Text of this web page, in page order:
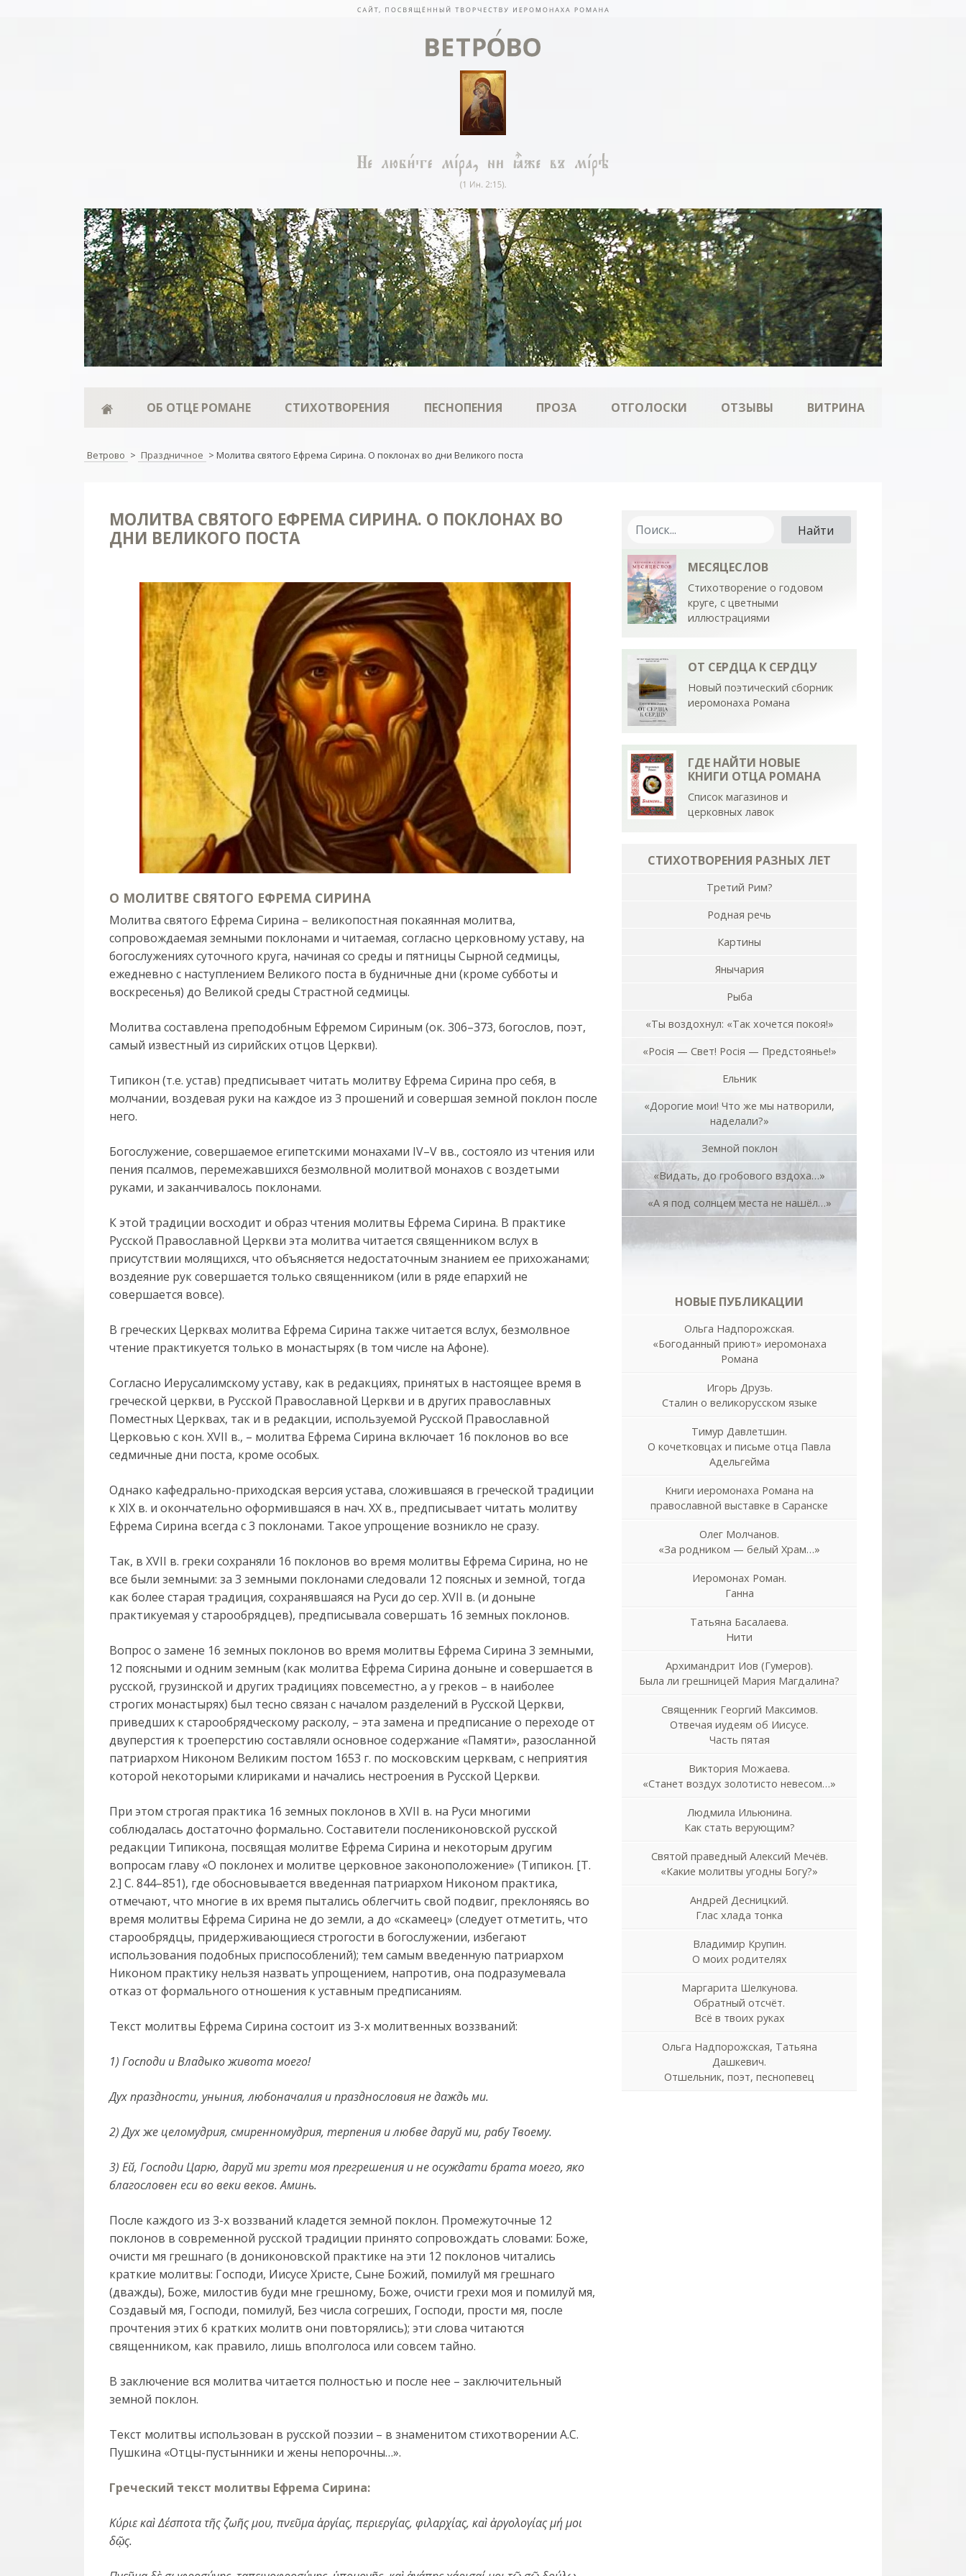
ОБ ОТЦЕ РОМАНЕ СТИХОТВОРЕНИЯ ПЕСНОПЕНИЯ ПРОЗА ОТГОЛОСКИ ОТЗЫВЫ ВИТРИНА
Ветрово > Праздничное > Молитва святого Ефрема Сирина. О поклонах во дни Великого поста
МОЛИТВА СВЯТОГО ЕФРЕМА СИРИНА. О ПОКЛОНАХ ВО
ДНИ ВЕЛИКОГО ПОСТА
О МОЛИТВЕ СВЯТОГО ЕФРЕМА СИРИНА
Молитва святого Ефрема Сирина – великопостная покаянная молитва,
сопровождаемая земными поклонами и читаемая, согласно церковному уставу, на
богослужениях суточного круга, начиная со среды и пятницы Сырной седмицы,
ежедневно с наступлением Великого поста в будничные дни (кроме субботы и
воскресенья) до Великой среды Страстной седмицы.
Молитва составлена преподобным Ефремом Сириным (ок. 306–373, богослов, поэт,
самый известный из сирийских отцов Церкви).
Типикон (т.е. устав) предписывает читать молитву Ефрема Сирина про себя, в
молчании, воздевая руки на каждое из 3 прошений и совершая земной поклон после
него.
Богослужение, совершаемое египетскими монахами IV–V вв., состояло из чтения или
пения псалмов, перемежавшихся безмолвной молитвой монахов с воздетыми
руками, и заканчивалось поклонами.
К этой традиции восходит и образ чтения молитвы Ефрема Сирина. В практике
Русской Православной Церкви эта молитва читается священником вслух в
присутствии молящихся, что объясняется недостаточным знанием ее прихожанами;
воздеяние рук совершается только священником (или в ряде епархий не
совершается вовсе).
В греческих Церквах молитва Ефрема Сирина также читается вслух, безмолвное
чтение практикуется только в монастырях (в том числе на Афоне).
Согласно Иерусалимскому уставу, как в редакциях, принятых в настоящее время в
греческой церкви, в Русской Православной Церкви и в других православных
Поместных Церквах, так и в редакции, используемой Русской Православной
Церковью с кон. XVII в., – молитва Ефрема Сирина включает 16 поклонов во все
седмичные дни поста, кроме особых.
Однако кафедрально-приходская версия устава, сложившаяся в греческой традиции
к XIX в. и окончательно оформившаяся в нач. XX в., предписывает читать молитву
Ефрема Сирина всегда с 3 поклонами. Такое упрощение возникло не сразу.
Так, в XVII в. греки сохраняли 16 поклонов во время молитвы Ефрема Сирина, но не
все были земными: за 3 земными поклонами следовали 12 поясных и земной, тогда
как более старая традиция, сохранявшаяся на Руси до сер. XVII в. (и доныне
практикуемая у старообрядцев), предписывала совершать 16 земных поклонов.
Вопрос о замене 16 земных поклонов во время молитвы Ефрема Сирина 3 земными,
12 поясными и одним земным (как молитва Ефрема Сирина доныне и совершается в
русской, грузинской и других традициях повсеместно, а у греков – в наиболее
строгих монастырях) был тесно связан с началом разделений в Русской Церкви,
приведших к старообрядческому расколу, – эта замена и предписание о переходе от
двуперстия к троеперстию составляли основное содержание «Памяти», разосланной
патриархом Никоном Великим постом 1653 г. по московским церквам, с неприятия
которой некоторыми клириками и начались нестроения в Русской Церкви.
При этом строгая практика 16 земных поклонов в XVII в. на Руси многими
соблюдалась достаточно формально. Составители послениконовской русской
редакции Типикона, посвящая молитве Ефрема Сирина и некоторым другим
вопросам главу «О поклонех и молитве церковное законоположение» (Типикон. [Т.
2.] С. 844–851), где обосновывается введенная патриархом Никоном практика,
отмечают, что многие в их время пытались облегчить свой подвиг, преклоняясь во
время молитвы Ефрема Сирина не до земли, а до «скамеец» (следует отметить, что
старообрядцы, придерживающиеся строгости в богослужении, избегают
использования подобных приспособлений); тем самым введенную патриархом
Никоном практику нельзя назвать упрощением, напротив, она подразумевала
отказ от формального отношения к уставным предписаниям.
Текст молитвы Ефрема Сирина состоит из 3-х молитвенных воззваний:
1) Господи и Владыко живота моего!
Дух праздности, уныния, любоначалия и празднословия не даждь ми.
2) Дух же целомудрия, смиренномудрия, терпения и любве даруй ми, рабу Твоему.
3) Ей, Господи Царю, даруй ми зрети моя прегрешения и не осуждати брата моего, яко
благословен еси во веки веков. Аминь.
После каждого из 3-х воззваний кладется земной поклон. Промежуточные 12
поклонов в современной русской традиции принято сопровождать словами: Боже,
очисти мя грешнаго (в дониконовской практике на эти 12 поклонов читались
краткие молитвы: Господи, Иисусе Христе, Сыне Божий, помилуй мя грешнаго
(дважды), Боже, милостив буди мне грешному, Боже, очисти грехи моя и помилуй мя,
Создавый мя, Господи, помилуй, Без числа согреших, Господи, прости мя, после
прочтения этих 6 кратких молитв они повторялись); эти слова читаются
священником, как правило, лишь вполголоса или совсем тайно.
В заключение вся молитва читается полностью и после нее – заключительный
земной поклон.
Текст молитвы использован в русской поэзии – в знаменитом стихотворении А.С.
Пушкина «Отцы-пустынники и жены непорочны…».
Греческий текст молитвы Ефрема Сирина:
Κύριε καὶ Δέσποτα τῆς ζωῆς μου, πνεῦμα ἀργίας, περιεργίας, φιλαρχίας, καὶ ἀργολογίας μή μοι
δῷς.
МЕСЯЦЕСЛОВ
Стихотворение о годовом
круге, с цветными
иллюстрациями
ОТ СЕРДЦА К СЕРДЦУ
Новый поэтический сборник
иеромонаха Романа
ГДЕ НАЙТИ НОВЫЕ
КНИГИ ОТЦА РОМАНА
Список магазинов и
церковных лавок
СТИХОТВОРЕНИЯ РАЗНЫХ ЛЕТ
Третий Рим?
Родная речь
Картины
Янычария
Рыба
«Ты воздохнул: «Так хочется покоя!»
«Росiя — Свет! Росiя — Предстоянье!»
Ельник
«Дорогие мои! Что же мы натворили,
наделали?»
Земной поклон
«Видать, до гробового вздоха…»
«А я под солнцем места не нашёл…»
НОВЫЕ ПУБЛИКАЦИИ
Ольга Надпорожская.
«Богоданный приют» иеромонаха
Романа
Игорь Друзь.
Сталин о великорусском языке
Тимур Давлетшин.
О кочетковцах и письме отца Павла
Адельгейма
Книги иеромонаха Романа на
православной выставке в Саранске
Олег Молчанов.
«За родником — белый Храм…»
Иеромонах Роман.
Ганна
Татьяна Басалаева.
Нити
Архимандрит Иов (Гумеров).
Была ли грешницей Мария Магдалина?
Священник Георгий Максимов.
Отвечая иудеям об Иисусе.
Часть пятая
Виктория Можаева.
«Станет воздух золотисто невесом…»
Людмила Ильюнина.
Как стать верующим?
Святой праведный Алексий Мечёв.
«Какие молитвы угодны Богу?»
Андрей Десницкий.
Глас хлада тонка
Владимир Крупин.
О моих родителях
Маргарита Шелкунова.
Обратный отсчёт.
Всё в твоих руках
Ольга Надпорожская, Татьяна
Дашкевич.
Отшельник, поэт, песнопевец